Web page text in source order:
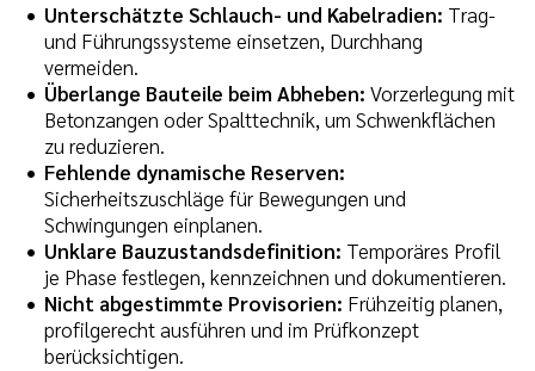
Unterschätzte Schlauch- und Kabelradien: Trag-
und Führungssysteme einsetzen, Durchhang
vermeiden.
Überlange Bauteile beim Abheben: Vorzerlegung mit
Betonzangen oder Spalttechnik, um Schwenkflächen
zu reduzieren.
Fehlende dynamische Reserven:
Sicherheitszuschläge für Bewegungen und
Schwingungen einplanen.
Unklare Bauzustandsdefinition: Temporäres Profil
je Phase festlegen, kennzeichnen und dokumentieren.
Nicht abgestimmte Provisorien: Frühzeitig planen,
profilgerecht ausführen und im Prüfkonzept
berücksichtigen.